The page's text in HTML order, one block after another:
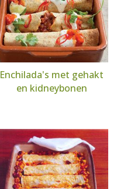
Enchilada's met gehakt
en kidneybonen